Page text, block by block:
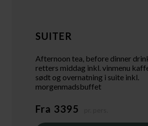
SUITER
Afternoon tea, before dinner
retters middag inkl. vinmenu
sødt og overnatning i suite inkl.
morgenmadsbuffet
Fra 3395